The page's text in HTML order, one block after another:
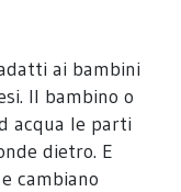
ai bambini
Il bambino o
acqua le parti
dietro. E
cambiano